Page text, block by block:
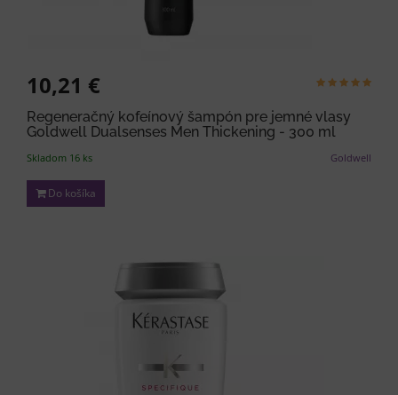
10,21 €
Regeneračný kofeínový šampón pre jemné vlasy
Goldwell Dualsenses Men Thickening - 300 ml
Goldwell
Skladom 16 ks
Do košíka